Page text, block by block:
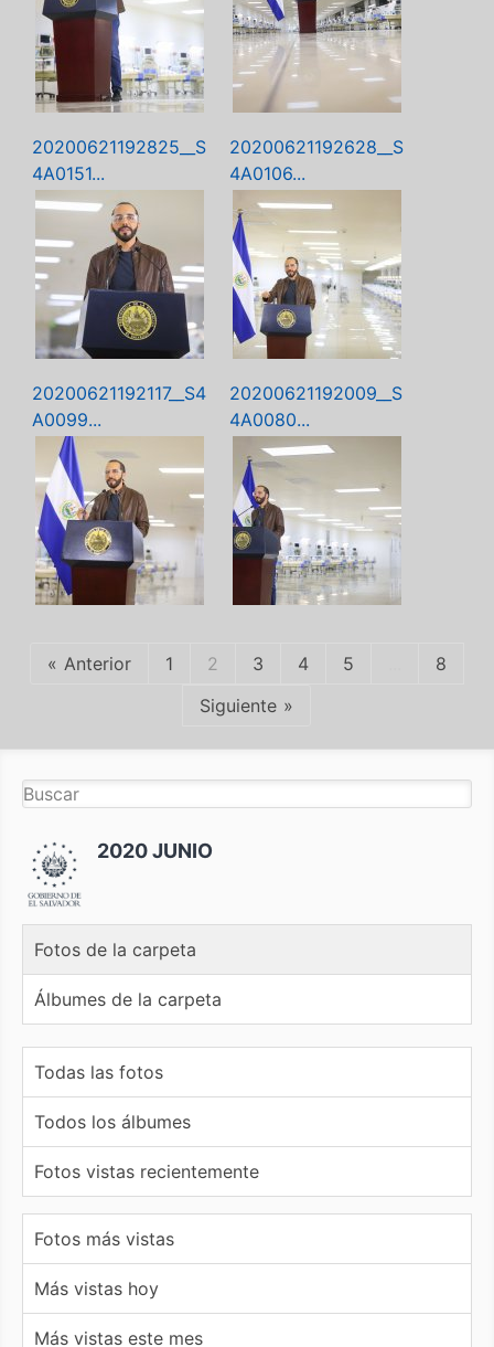
20200621192825__S
4A0151...
20200621192628__S
4A0106...
20200621192117__S4
A0099...
20200621192009__S
4A0080...
Anterior 1 2 3 4 5
8
Siguiente
2020 JUNIO
Fotos de la carpeta
Álbumes de la carpeta
Todas las fotos
Todos los álbumes
Fotos vistas recientemente
Fotos más vistas
Más vistas hoy
Más vistas este mes